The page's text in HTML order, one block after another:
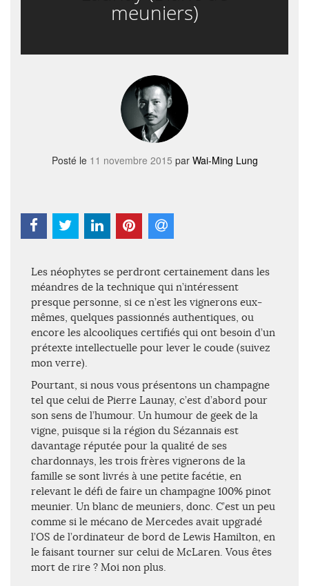
meuniers)
Posté le 11 novembre 2015 par Wai-Ming Lung
Les néophytes se perdront certainement dans les
méandres de la technique qui n’intéressent
presque personne, si ce n’est les vignerons eux-
mêmes, quelques passionnés authentiques, ou
encore les alcooliques certifiés qui ont besoin d’un
prétexte intellectuelle pour lever le coude (suivez
mon verre).
Pourtant, si nous vous présentons un champagne
tel que celui de Pierre Launay, c’est d’abord pour
son sens de l’humour. Un humour de geek de la
vigne, puisque si la région du Sézannais est
davantage réputée pour la qualité de ses
chardonnays, les trois frères vignerons de la
famille se sont livrés à une petite facétie, en
relevant le défi de faire un champagne 100% pinot
meunier. Un blanc de meuniers, donc. C’est un peu
comme si le mécano de Mercedes avait upgradé
l’OS de l’ordinateur de bord de Lewis Hamilton, en
le faisant tourner sur celui de McLaren. Vous êtes
mort de rire ? Moi non plus.